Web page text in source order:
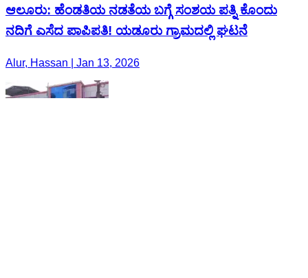
ಆಲೂರು: ಹೆಂಡತಿಯ ನಡತೆಯ ಬಗ್ಗೆ ಸಂಶಯ ಪತ್ನಿ ಕೊಂದು
ನದಿಗೆ ಎಸೆದ ಪಾಪಿಪತಿ! ಯಡೂರು ಗ್ರಾಮದಲ್ಲಿ ಘಟನೆ
Alur, Hassan | Jan 13, 2026